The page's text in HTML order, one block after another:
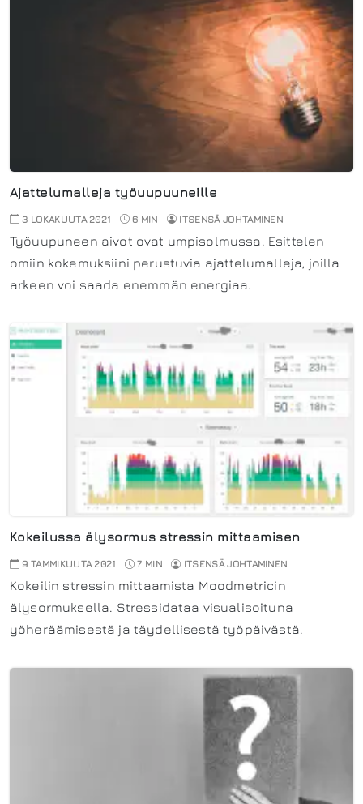
Ajattelumalleja työuupuuneille
3 LOKAKUUTA 2021 6 MIN ITSENSÄ JOHTAMINEN
Työuupuneen aivot ovat umpisolmussa. Esittelen
omiin kokemuksiini perustuvia ajattelumalleja, joilla
arkeen voi saada enemmän energiaa.
Kokeilussa älysormus stressin mittaamisen
9 TAMMIKUUTA 2021 7 MIN ITSENSÄ JOHTAMINEN
Kokeilin stressin mittaamista Moodmetricin
älysormuksella. Stressidataa visualisoituna
yöheräämisestä ja täydellisestä työpäivästä.